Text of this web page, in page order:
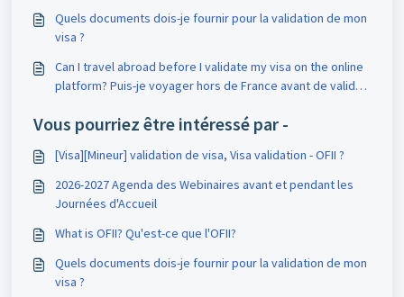
Quels documents dois-je fournir pour la validation de mon
visa ?
Can I travel abroad before I validate my visa on the online
platform? Puis-je voyager hors de France avant de valider
Vous pourriez être intéressé par -
[Visa][Mineur] validation de visa, Visa validation - OFII ?
2026-2027 Agenda des Webinaires avant et pendant les
Journées d'Accueil
What is OFII? Qu'est-ce que l'OFII?
Quels documents dois-je fournir pour la validation de mon
visa ?